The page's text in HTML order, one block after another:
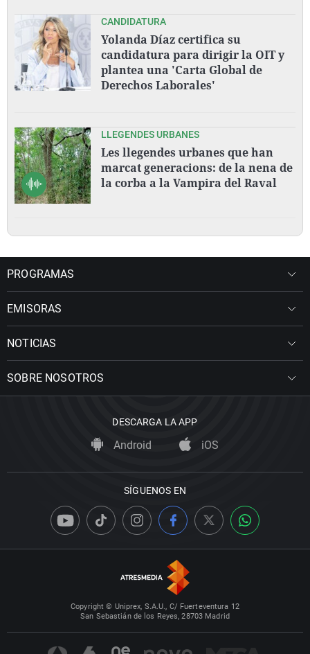
CANDIDATURA
Yolanda Díaz certifica su
candidatura para dirigir la OIT y
plantea una 'Carta Global de
Derechos Laborales'
LLEGENDES URBANES
Les llegendes urbanes que han
marcat generacions: de la nena de
la corba a la Vampira del Raval
PROGRAMAS
EMISORAS
NOTICIAS
SOBRE NOSOTROS
DESCARGA LA APP
Android iOS
SÍGUENOS EN
Copyright © Uniprex, S.A.U., C/ Fuerteventura 12
San Sebastián de los Reyes, 28703 Madrid